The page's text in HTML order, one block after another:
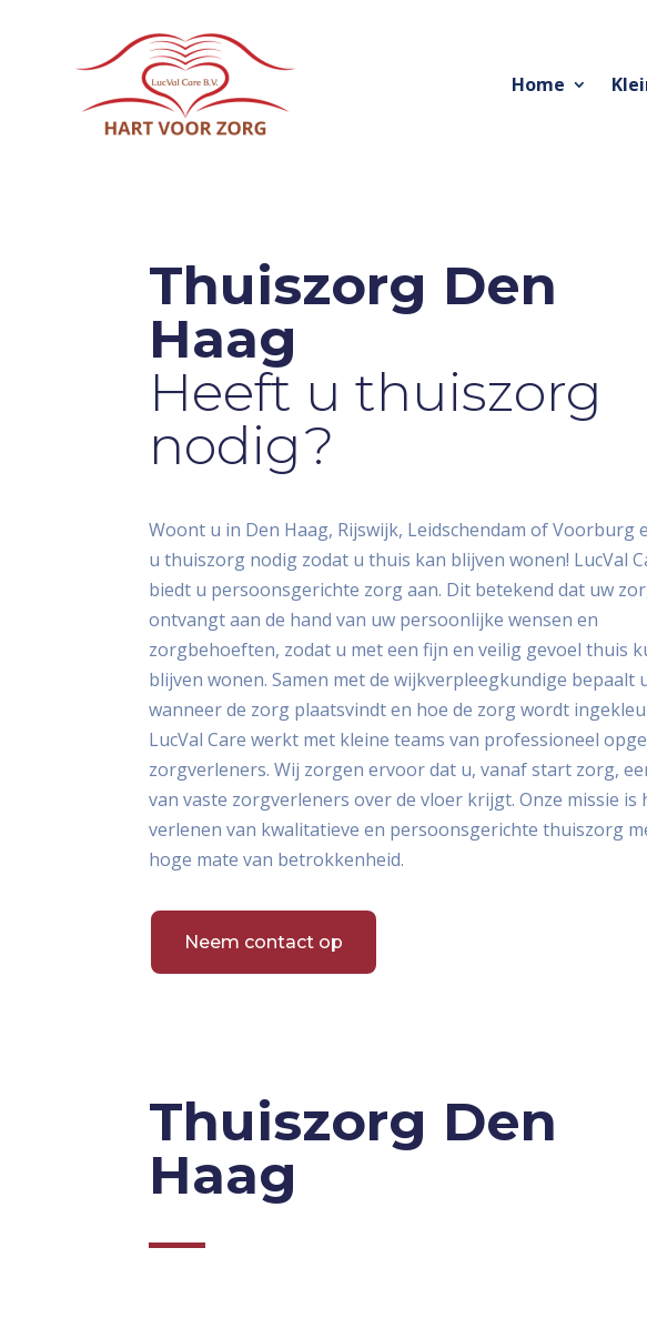
Home
Thuiszorg Den
Haag
Heeft u thuiszorg
nodig?
Woont u in Den Haag, Rijswijk, Leidschendam of Voorburg
u thuiszorg nodig zodat u thuis kan blijven wonen! LucVal
biedt u persoonsgerichte zorg aan. Dit betekend dat uw
ontvangt aan de hand van uw persoonlijke wensen en
zorgbehoeften, zodat u met een fijn en veilig gevoel thuis
blijven wonen. Samen met de wijkverpleegkundige bepaalt
wanneer de zorg plaatsvindt en hoe de zorg wordt
LucVal Care werkt met kleine teams van professioneel
zorgverleners. Wij zorgen ervoor dat u, vanaf start zorg,
van vaste zorgverleners over de vloer krijgt. Onze missie is
verlenen van kwalitatieve en persoonsgerichte thuiszorg
hoge mate van betrokkenheid.
Neem contact op
Thuiszorg Den
Haag